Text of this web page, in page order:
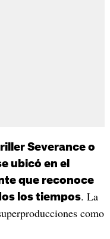
Severance o
ubicó en el
que reconoce
los tiempos. La
como